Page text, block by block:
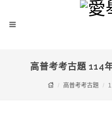
高普考考古題 114
高普考考古題